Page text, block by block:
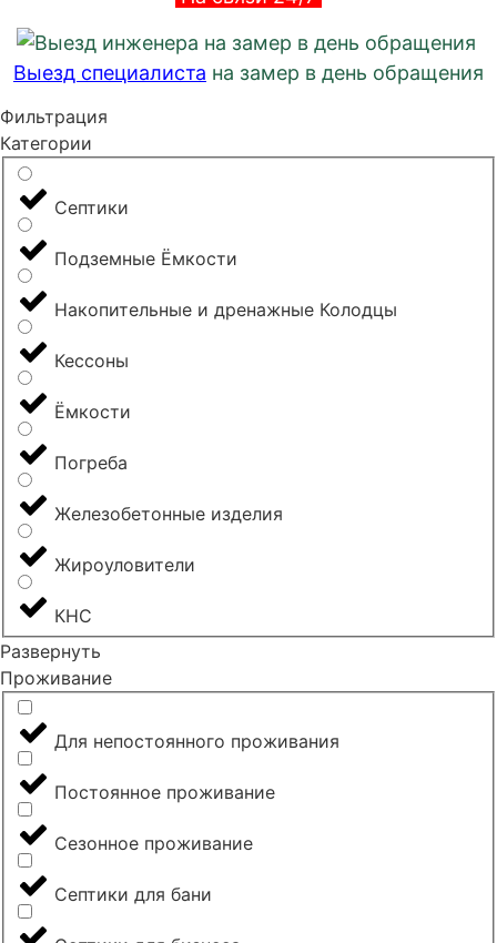
Выезд специалиста на замер в день обращения
Фильтрация
Категории
Септики
Подземные Ёмкости
Накопительные и дренажные Колодцы
Кессоны
Ёмкости
Погреба
Железобетонные изделия
Жироуловители
КНС
Развернуть
Проживание
Для непостоянного проживания
Постоянное проживание
Сезонное проживание
Септики для бани